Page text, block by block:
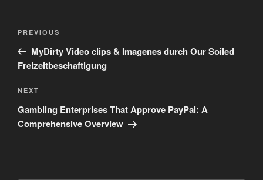
Previous
Post
PREVIOUS
MyDirty Video clips & Imagenes durch Our Soiled
Freizeitbeschaftigung
Next
Post
NEXT
Gambling Enterprises That Approve PayPal: A
Comprehensive Overview